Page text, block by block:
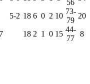
56
5-2 18 6 0 2 10
73-
79
20
18 2 1 0 15
44-
77
8